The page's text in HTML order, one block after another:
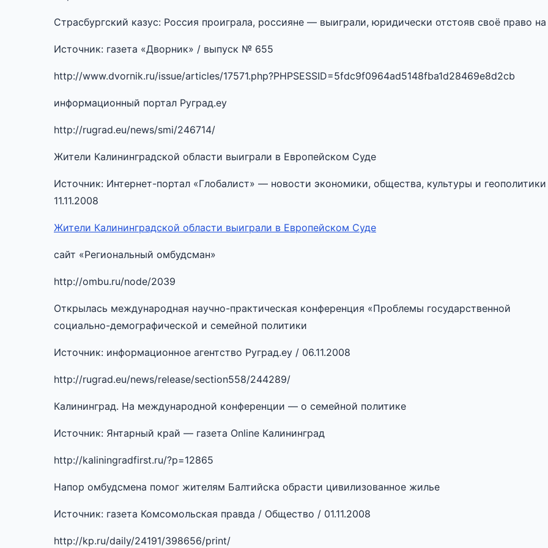
Страсбургский казус: Россия проиграла, россияне — выиграли, юридически отстояв своё право на
Источник: газета «Дворник» / выпуск № 655
http://www.dvornik.ru/issue/articles/17571.php?PHPSESSID=5fdc9f0964ad5148fba1d28469e8d2cb
информационный портал Руград.еу
http://rugrad.eu/news/smi/246714/
Жители Калининградской области выиграли в Европейском Суде
Источник: Интернет-портал «Глобалист» — новости экономики, общества, культуры и
11.11.2008
Жители Калининградской области выиграли в Европейском Суде
сайт «Региональный омбудсман»
http://ombu.ru/node/2039
Открылась международная научно-практическая конференция «Проблемы государственной
социально-демографической и семейной политики
Источник: информационное агентство Руград.еу / 06.11.2008
http://rugrad.eu/news/release/section558/244289/
Калининград. На международной конференции — о семейной политике
Источник: Янтарный край — газета Online Калининград
http://kaliningradfirst.ru/?p=12865
Напор омбудсмена помог жителям Балтийска обрасти цивилизованное жилье
Источник: газета Комсомольская правда / Общество / 01.11.2008
http://kp.ru/daily/24191/398656/print/